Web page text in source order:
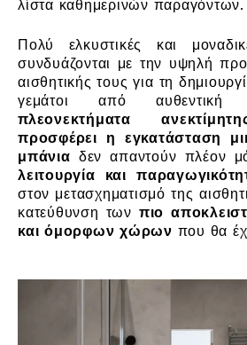
λίστα καθημερινών παραγόντων.
Πολύ ελκυστικές και
συνδυάζονται με την υψηλή
αισθητικής τους για τη
γεμάτοι από αυθεντική
πλεονεκτήματα
προσφέρει η εγκατάσταση
μπάνια δεν απαντούν πλέον
λειτουργία και
στον μετασχηματισμό της
κατεύθυνση των πιο
και όμορφων χώρων που θα